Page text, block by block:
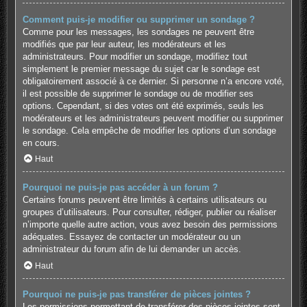
Comment puis-je modifier ou supprimer un sondage ?
Comme pour les messages, les sondages ne peuvent être
modifiés que par leur auteur, les modérateurs et les
administrateurs. Pour modifier un sondage, modifiez tout
simplement le premier message du sujet car le sondage est
obligatoirement associé à ce dernier. Si personne n’a encore voté,
il est possible de supprimer le sondage ou de modifier ses
options. Cependant, si des votes ont été exprimés, seuls les
modérateurs et les administrateurs peuvent modifier ou supprimer
le sondage. Cela empêche de modifier les options d’un sondage
en cours.
Haut
Pourquoi ne puis-je pas accéder à un forum ?
Certains forums peuvent être limités à certains utilisateurs ou
groupes d’utilisateurs. Pour consulter, rédiger, publier ou réaliser
n’importe quelle autre action, vous avez besoin des permissions
adéquates. Essayez de contacter un modérateur ou un
administrateur du forum afin de lui demander un accès.
Haut
Pourquoi ne puis-je pas transférer de pièces jointes ?